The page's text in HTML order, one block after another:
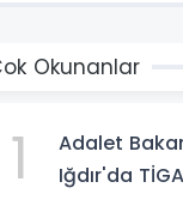
Okunanlar
1
Adalet
Iğdır'da